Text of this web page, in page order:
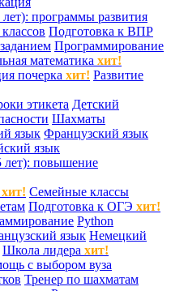
программы развития
Подготовка к ВПР
Программирование
математика хит!
почерка хит! Развитие
этикета Детский
Шахматы
язык Французский язык
язык
лет): повышение
хит! Семейные классы
Подготовка к ОГЭ хит!
Python
язык Немецкий
Школа лидера хит!
с выбором вуза
Тренер по шахматам